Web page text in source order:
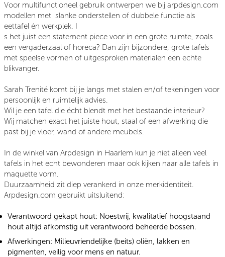
Voor multifunctioneel gebruik ontwerpen we bij arpdesign.com
modellen met slanke onderstellen of dubbele functie als
eettafel én werkplek. I
s het juist een statement piece voor in een grote ruimte, zoals
een vergaderzaal of horeca? Dan zijn bijzondere, grote tafels
met speelse vormen of uitgesproken materialen een echte
blikvanger.
Sarah Trenité komt bij je langs met stalen en/of tekeningen voor
persoonlijk en ruimtelijk advies.
Wil je een tafel die écht blendt met het bestaande interieur?
Wij matchen exact het juiste hout, staal of een afwerking die
past bij je vloer, wand of andere meubels.
In de winkel van Arpdesign in Haarlem kun je niet alleen veel
tafels in het echt bewonderen maar ook kijken naar alle tafels in
maquette vorm.
Duurzaamheid zit diep verankerd in onze merkidentiteit.
Arpdesign.com gebruikt uitsluitend:
Verantwoord gekapt hout: Noestvrij, kwalitatief hoogstaand
hout altijd afkomstig uit verantwoord beheerde bossen.
Afwerkingen: Milieuvriendelijke (beits) oliën, lakken en
pigmenten, veilig voor mens en natuur.